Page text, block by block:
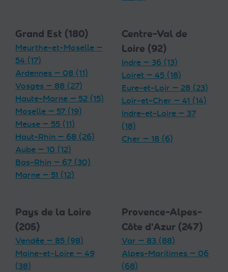
Grand Est (180)
Meurthe-et-Moselle —
54 (17)
Ardennes — 08 (11)
Vosges — 88 (27)
Haute-Marne — 52 (15)
Moselle — 57 (19)
Meuse — 55 (11)
Haut-Rhin — 68 (26)
Aube — 10 (12)
Bas-Rhin — 67 (30)
Marne — 51 (12)
Centre-Val de
Loire (92)
Indre — 36 (13)
Loiret — 45 (18)
Eure-et-Loir — 28 (23)
Loir-et-Cher — 41 (14)
Indre-et-Loire — 37
(18)
Cher — 18 (6)
Pays de la Loire
(205)
Vendée — 85 (98)
Maine-et-Loire — 49
(38)
Provence-Alpes-
Côte d'Azur (247)
Var — 83 (88)
Alpes-Maritimes — 06
(68)